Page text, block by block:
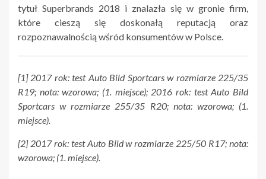
tytuł Superbrands 2018 i znalazła się w gronie firm,
które cieszą się doskonałą reputacją oraz
rozpoznawalnością wśród konsumentów w Polsce.
[1] 2017 rok: test Auto Bild Sportcars w rozmiarze 225/35
R19; nota: wzorowa; (1. miejsce); 2016 rok: test Auto Bild
Sportcars w rozmiarze 255/35 R20; nota: wzorowa; (1.
miejsce).
[2] 2017 rok: test Auto Bild w rozmiarze 225/50 R17; nota:
wzorowa; (1. miejsce).